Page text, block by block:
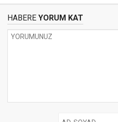
HABERE YORUM KAT